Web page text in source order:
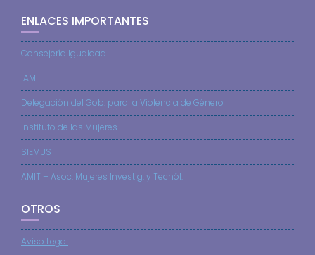
ENLACES IMPORTANTES
Consejería Igualdad
IAM
Delegación del Gob. para la Violencia de Género
Instituto de las Mujeres
SIEMUS
AMIT – Asoc. Mujeres Investig. y Tecnól.
OTROS
Aviso Legal